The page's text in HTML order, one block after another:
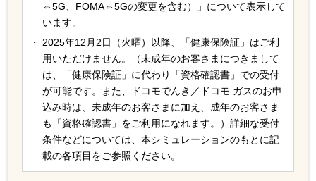
⇔5G、FOMA⇔5Gの変更を含む）」について表示して
います。
2025年12月2日（火曜）以降、「健康保険証」はご利
用いただけません。（未成年のお客さまにつきまして
は、「健康保険証」に代わり「資格確認書」での受付
が可能です。また、ドコモでんき／ドコモ ガスのお申
込み時は、未成年のお客さまに加え、成年のお客さま
も「資格確認書」をご利用になれます。）詳細な受付
条件などについては、本シミュレーションのもとに記
載の各項目をご参照ください。